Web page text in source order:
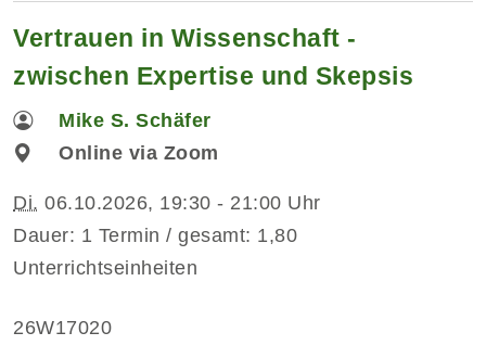
Vertrauen in Wissenschaft -
zwischen Expertise und Skepsis
Mike S. Schäfer
Online via Zoom
Di. 06.10.2026, 19:30 - 21:00 Uhr
Dauer: 1 Termin / gesamt: 1,80
Unterrichtseinheiten
26W17020